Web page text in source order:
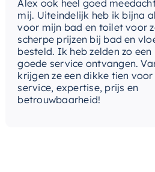
Alex ook heel goed meedacht met
mij. Uiteindelijk heb ik bijna alles
voor mijn bad en toilet voor zeer
scherpe prijzen bij bad en vloer
besteld. Ik heb zelden zo een
goede service ontvangen. Van mij
krijgen ze een dikke tien voor
service, expertise, prijs en
betrouwbaarheid!